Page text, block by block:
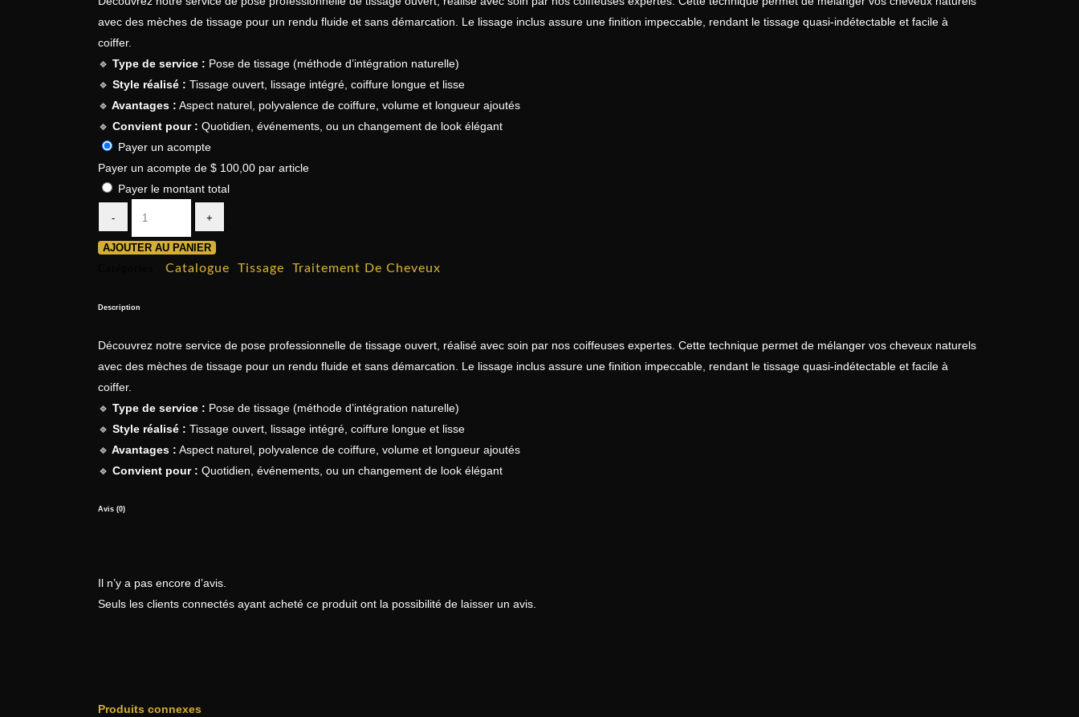
avec des mèches de tissage pour un rendu fluide et sans démarcation. Le lissage inclus assure une finition impeccable, rendant le tissage quasi-indétectable et facile à
coiffer.
🔹 Type de service : Pose de tissage (méthode d’intégration naturelle)
🔹 Style réalisé : Tissage ouvert, lissage intégré, coiffure longue et lisse
🔹 Avantages : Aspect naturel, polyvalence de coiffure, volume et longueur ajoutés
🔹 Convient pour : Quotidien, événements, ou un changement de look élégant
Payer un acompte
Payer un acompte de $ 100,00 par article
Payer le montant total
AJOUTER AU PANIER
Catalogue Tissage Traitement De Cheveux
Description
Découvrez notre service de pose professionnelle de tissage ouvert, réalisé avec soin par nos coiffeuses expertes. Cette technique permet de mélanger vos cheveux naturels
avec des mèches de tissage pour un rendu fluide et sans démarcation. Le lissage inclus assure une finition impeccable, rendant le tissage quasi-indétectable et facile à
coiffer.
🔹 Type de service : Pose de tissage (méthode d’intégration naturelle)
🔹 Style réalisé : Tissage ouvert, lissage intégré, coiffure longue et lisse
🔹 Avantages : Aspect naturel, polyvalence de coiffure, volume et longueur ajoutés
🔹 Convient pour : Quotidien, événements, ou un changement de look élégant
Avis (0)
Il n’y a pas encore d’avis.
Seuls les clients connectés ayant acheté ce produit ont la possibilité de laisser un avis.
Produits connexes